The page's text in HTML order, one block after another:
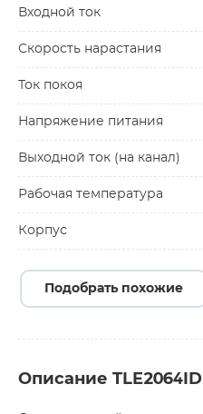
Входной ток
Скорость нарастания
Ток покоя
Напряжение питания
Выходной ток (на канал)
Рабочая температура
Корпус
Подобрать похожие
Описание TLE2064ID